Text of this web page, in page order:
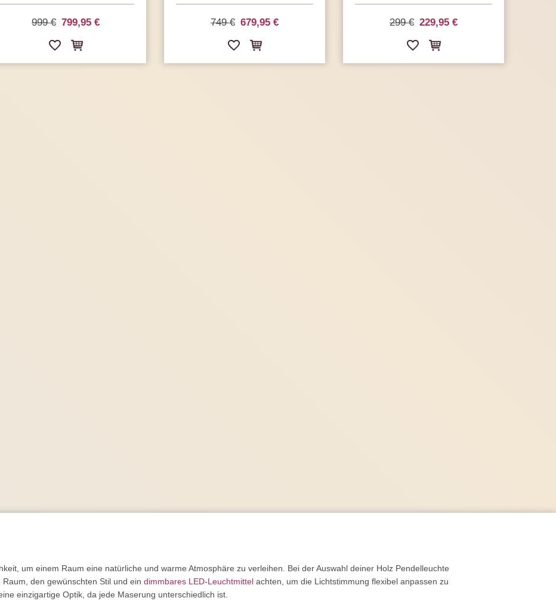
999 € 799,95 € 749 € 679,95 € 299 € 229,95 €
um einem Raum eine natürliche und warme Atmosphäre zu verleihen. Bei der Auswahl deiner Holz Pendelleuchte
den gewünschten Stil und ein dimmbares LED-Leuchtmittel achten, um die Lichtstimmung flexibel anpassen zu
einzigartige Optik, da jede Maserung unterschiedlich ist.